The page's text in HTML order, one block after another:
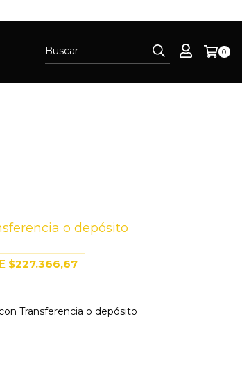
0
o depósito
$227.366,67
Transferencia o depósito